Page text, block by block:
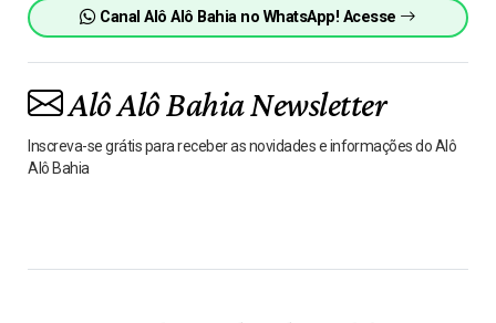
Canal Alô Alô Bahia no WhatsApp! Acesse
Alô Alô Bahia Newsletter
Inscreva-se grátis para receber as novidades e informações do Alô
Alô Bahia